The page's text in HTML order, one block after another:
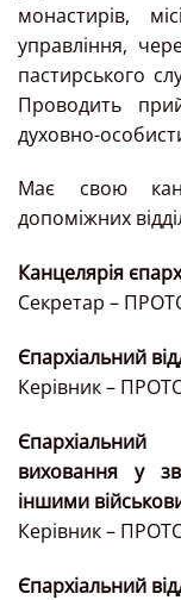
монастирів,
управління,
пастирського
Проводить
духовно-
Має свою
допоміжних
Канцелярія
Секретар –
Єпархіальний
Керівник –
Єпархіальний
виховання у
іншими
Керівник –
Єпархіальний